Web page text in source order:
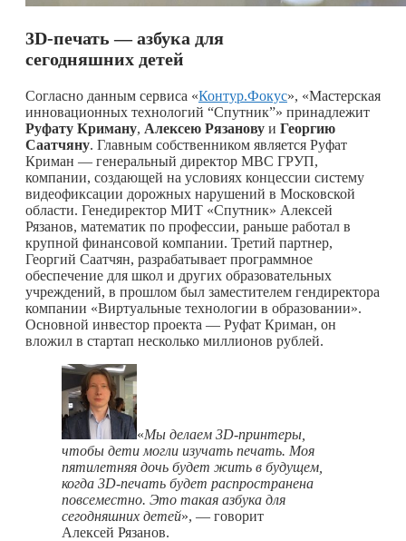
3D-печать — азбука для
сегодняшних детей
Согласно данным сервиса «Контур.Фокус», «Мастерская
инновационных технологий “Спутник”» принадлежит
Руфату Криману, Алексею Рязанову и Георгию
Саатчяну. Главным собственником является Руфат
Криман — генеральный директор МВС ГРУП,
компании, создающей на условиях концессии систему
видеофиксации дорожных нарушений в Московской
области. Генедиректор МИТ «Спутник» Алексей
Рязанов, математик по профессии, раньше работал в
крупной финансовой компании. Третий партнер,
Георгий Саатчян, разрабатывает программное
обеспечение для школ и других образовательных
учреждений, в прошлом был заместителем гендиректора
компании «Виртуальные технологии в образовании».
Основной инвестор проекта — Руфат Криман, он
вложил в стартап несколько миллионов рублей.
«Мы делаем 3D-принтеры,
чтобы дети могли изучать печать. Моя
пятилетняя дочь будет жить в будущем,
когда 3D-печать будет распространена
повсеместно. Это такая азбука для
сегодняшних детей», — говорит
Алексей Рязанов.